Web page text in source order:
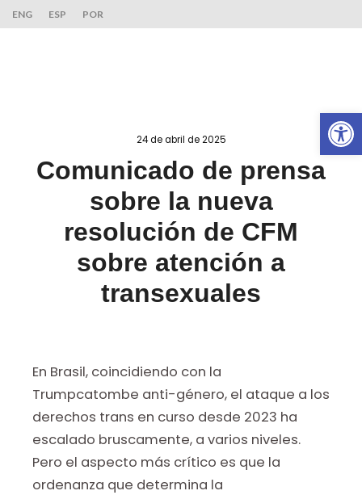
ENG ESP POR
24 de abril de 2025
Comunicado de prensa
sobre la nueva
resolución de CFM
sobre atención a
transexuales
En Brasil, coincidiendo con la
Trumpcatombe anti-género, el ataque a los
derechos trans en curso desde 2023 ha
escalado bruscamente, a varios niveles.
Pero el aspecto más crítico es que la
ordenanza que determina la